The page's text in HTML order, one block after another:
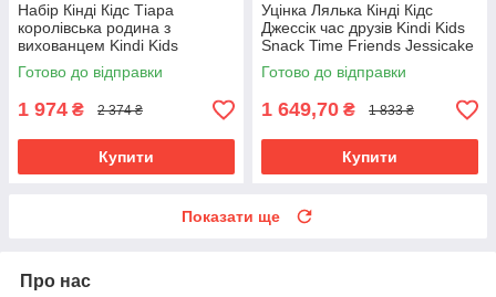
Набір Кінді Кідс Тіара
королівська родина з
вихованцем Kindi Kids
Scented Sisters Pawsome
Royal Family
Готово до відправки
1 974 ₴ 2 374 ₴
Купити
Уцінка Лялька Кінді Кідс
Джессік час друзів Kindi Kids
Snack Time Friends Jessicake
50008
Готово до відправки
1 649,70 ₴ 1 833 ₴
Купити
Показати ще
Про нас